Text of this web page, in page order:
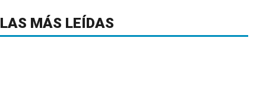
LAS MÁS LEÍDAS